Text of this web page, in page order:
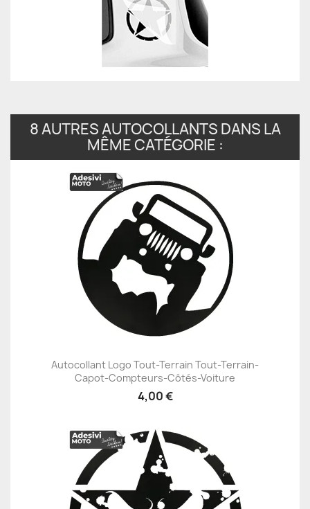
8 AUTRES AUTOCOLLANTS DANS LA
MÊME CATÉGORIE :
Autocollant Logo Tout-Terrain Tout-Terrain-
Capot-Compteurs-Côtés-Voiture
4,00 €